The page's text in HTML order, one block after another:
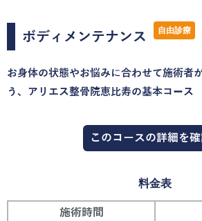
ボディメンテナンス 自由診療
お身体の状態やお悩みに合わせて施術者
う、アリエス整骨院恵比寿の基本コース
このコースの詳細を
料金表
施術時間